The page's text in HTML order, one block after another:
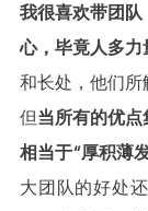
我很喜欢带团
心，毕竟人多力
和长处，他们所
但当所有的优
相当于“厚积薄发
大团队的好处